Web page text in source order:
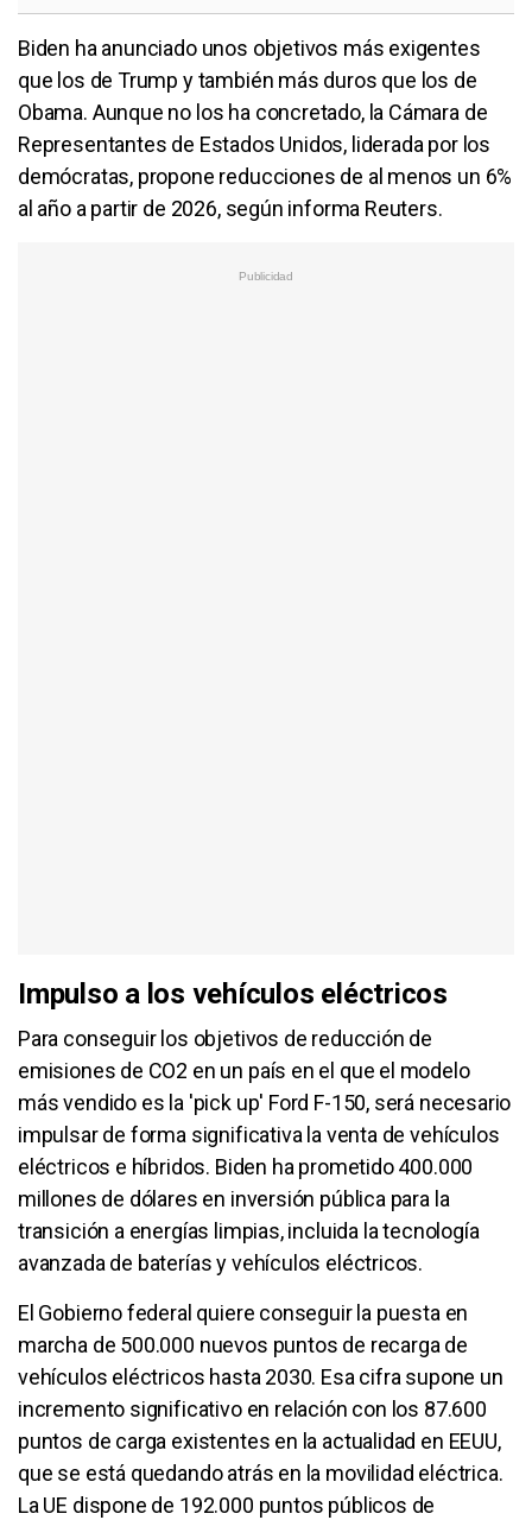
Biden ha anunciado unos objetivos más exigentes
que los de Trump y también más duros que los de
Obama. Aunque no los ha concretado, la Cámara de
Representantes de Estados Unidos, liderada por los
demócratas, propone reducciones de al menos un 6%
al año a partir de 2026, según informa Reuters.
Impulso a los vehículos eléctricos
Para conseguir los objetivos de reducción de
emisiones de CO2 en un país en el que el modelo
más vendido es la 'pick up' Ford F-150, será necesario
impulsar de forma significativa la venta de vehículos
eléctricos e híbridos. Biden ha prometido 400.000
millones de dólares en inversión pública para la
transición a energías limpias, incluida la tecnología
avanzada de baterías y vehículos eléctricos.
El Gobierno federal quiere conseguir la puesta en
marcha de 500.000 nuevos puntos de recarga de
vehículos eléctricos hasta 2030. Esa cifra supone un
incremento significativo en relación con los 87.600
puntos de carga existentes en la actualidad en EEUU,
que se está quedando atrás en la movilidad eléctrica.
La UE dispone de 192.000 puntos públicos de